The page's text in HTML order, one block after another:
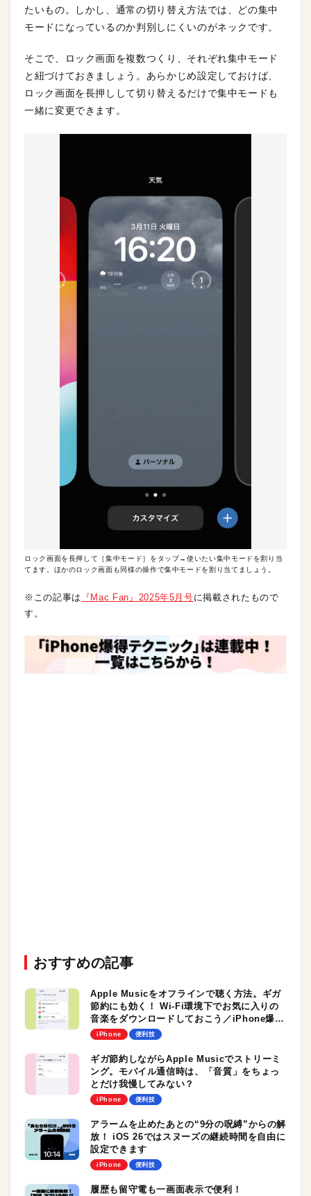
たいもの。しかし、通常の切り替え方法では、どの集中
モードになっているのか判別しにくいのがネックです。
そこで、ロック画面を複数つくり、それぞれ集中モード
と紐づけておきましょう。あらかじめ設定しておけば、
ロック画面を長押しして切り替えるだけで集中モードも
一緒に変更できます。
ロック画面を長押して［集中モード］をタップ→使いたい集中モードを割り当
てます。ほかのロック画面も同様の操作で集中モードを割り当てましょう。
※この記事は 『Mac Fan』2025年5月号に掲載されたもので
す。
おすすめの記事
Apple Musicをオフラインで聴く方法。ギガ
節約にも効く！ Wi-Fi環境下でお気に入りの
音楽をダウンロードしておこう／iPhone爆得
テクニック
iPhone 便利技
ギガ節約しながらApple Musicでストリーミ
ング。モバイル通信時は、「音質」をちょっ
とだけ我慢してみない？
iPhone 便利技
アラームを止めたあとの“9分の呪縛”からの解
放！ iOS 26ではスヌーズの継続時間を自由に
設定できます
iPhone 便利技
履歴も留守電も一画面表示で便利！